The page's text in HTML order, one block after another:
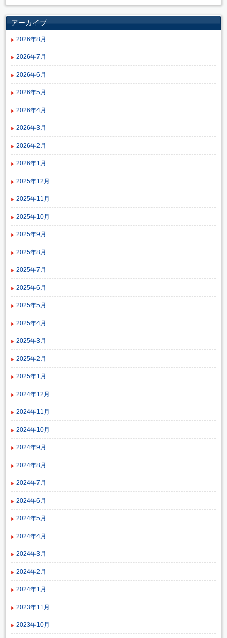
アーカイブ
2026年8月
2026年7月
2026年6月
2026年5月
2026年4月
2026年3月
2026年2月
2026年1月
2025年12月
2025年11月
2025年10月
2025年9月
2025年8月
2025年7月
2025年6月
2025年5月
2025年4月
2025年3月
2025年2月
2025年1月
2024年12月
2024年11月
2024年10月
2024年9月
2024年8月
2024年7月
2024年6月
2024年5月
2024年4月
2024年3月
2024年2月
2024年1月
2023年11月
2023年10月